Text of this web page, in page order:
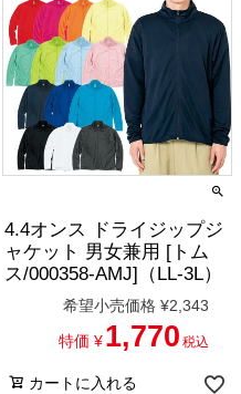
4.4オンス ドライジップジ
ャケット 男女兼用 [トム
ス/000358-AMJ]（LL-3L）
希望小売価格 ¥2,343
特価 ¥ 1,770 税込
カートに入れる